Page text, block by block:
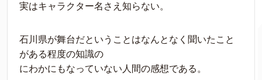
実はキャラクター名さえ知らない。
石川県が舞台だということはなんとなく聞いたこと
がある程度の知識の
にわかにもなっていない人間の感想である。